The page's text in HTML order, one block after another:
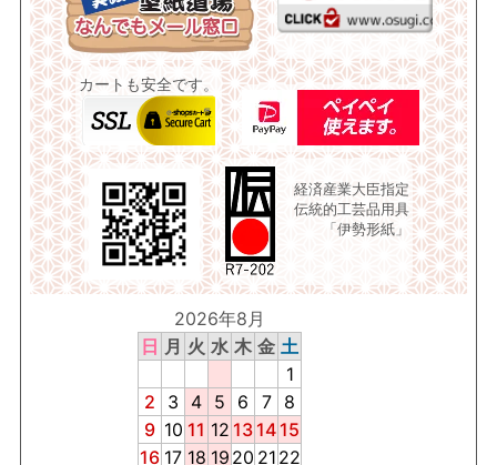
カートも安全です。
経済産業大臣指定
伝統的工芸品用具
「伊勢形紙」
2026年8月
日 月 火 水 木 金 土
1
2
3 4 5 6 7
8
9 10 11 12 13 14 15
16 17 18 19 20 21 22